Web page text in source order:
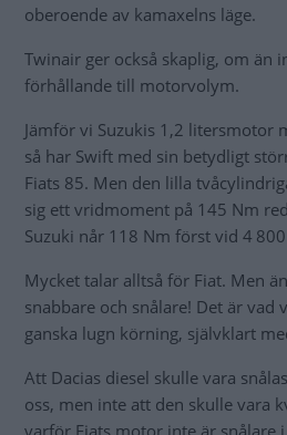
oberoende av kamaxelns läge.
Twinair ger också skaplig, om än
förhållande till motorvolym.
Jämför vi Suzukis 1,2 litersmotor
så har Swift med sin betydligt
Fiats 85. Men den lilla
sig ett vridmoment på 145 Nm
Suzuki når 118 Nm först vid 4
Mycket talar alltså för Fiat. Men
snabbare och snålare! Det är
ganska lugn körning, självklart
Att Dacias diesel skulle vara
oss, men inte att den skulle vara
varför Fiats motor inte är snålare